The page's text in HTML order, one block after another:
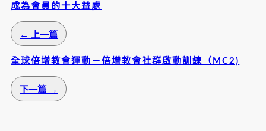
成為會員的十大益處
← 上一篇
全球倍增教會運動－倍增教會社群啟動訓練（MC2)
下一篇 →